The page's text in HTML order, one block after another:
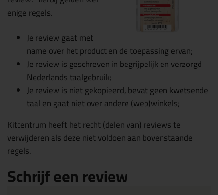
enige regels.
Je review gaat met
name over het product en de toepassing ervan;
Je review is geschreven in begrijpelijk en verzorgd
Nederlands taalgebruik;
Je review is niet gekopieerd, bevat geen kwetsende
taal en gaat niet over andere (web)winkels;
Kitcentrum heeft het recht (delen van) reviews te
verwijderen als deze niet voldoen aan bovenstaande
regels.
Schrijf een review